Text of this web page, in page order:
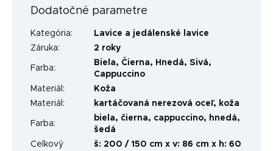
Dodatočné parametre
Kategória:
Lavice a jedálenské lavice
Záruka: 2 roky
Farba:
Biela, Čierna, Hnedá, Sivá,
Cappuccino
Materiál :
Koža
Materiál : kartáčovaná nerezová oceľ, koža
Farba:
biela, čierna, cappuccino, hnedá,
šedá
Celkový
š: 200 / 150 cm x v: 86 cm x h: 60